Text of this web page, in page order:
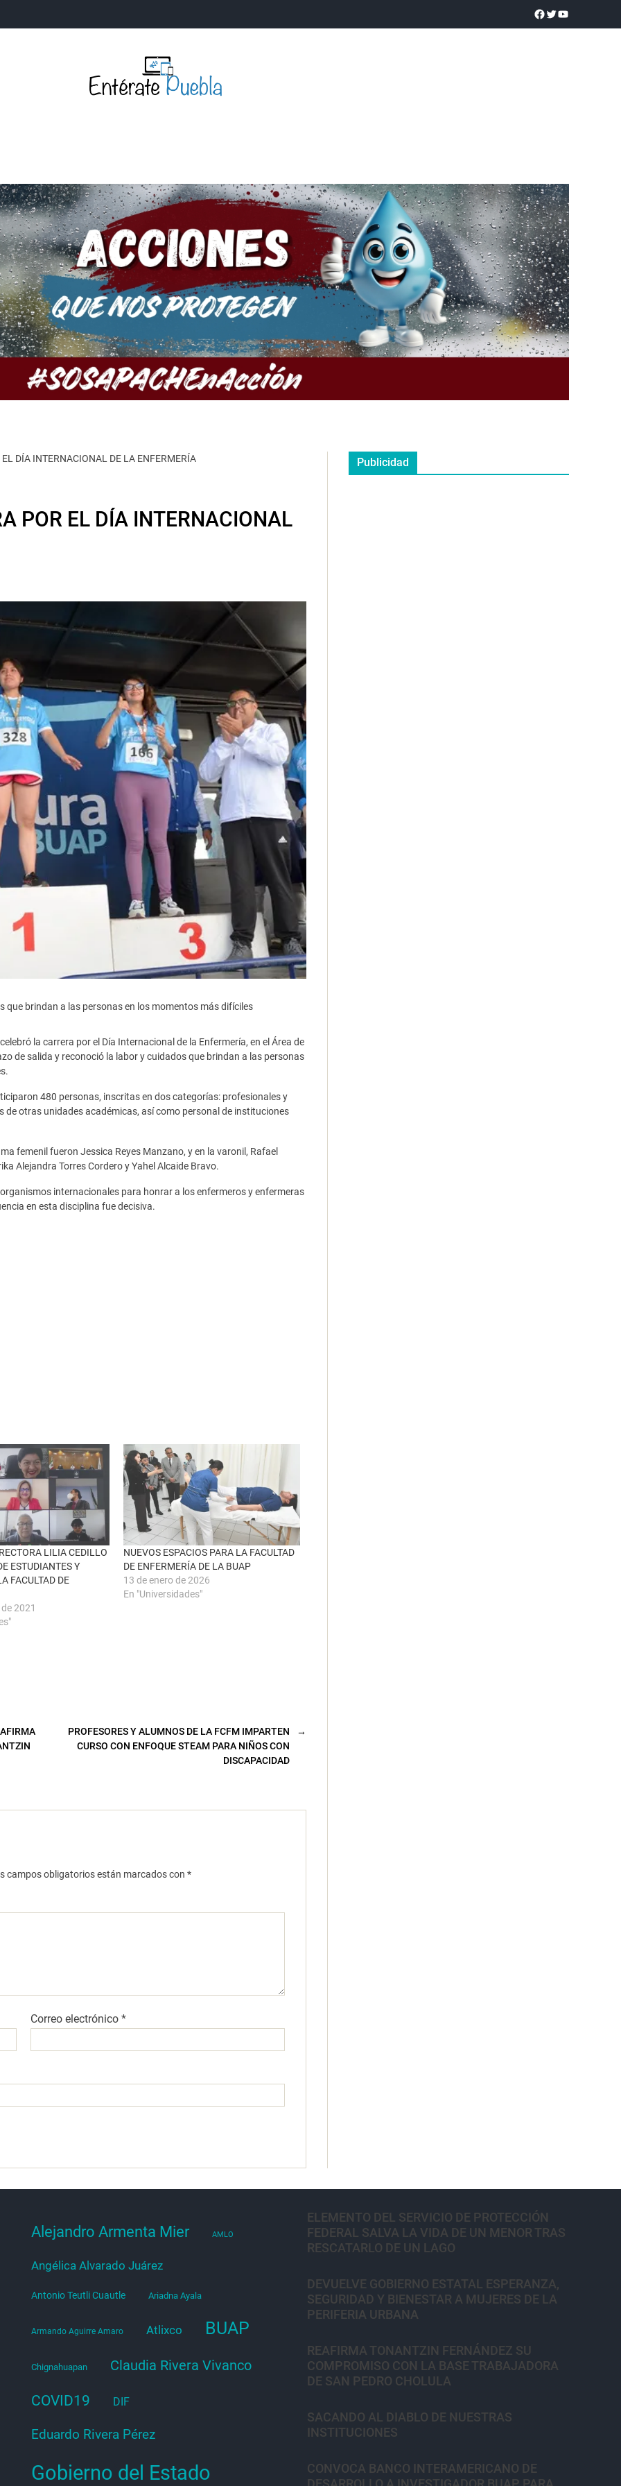
Y TECNOLOGÍA OPINIÓN SOCIEDAD ANUNCIOS
DÍA INTERNACIONAL DE LA ENFERMERÍA
POR EL DÍA INTERNACIONAL
que brindan a las personas en los momentos más difíciles
la carrera por el Día Internacional de la Enfermería, en el Área de
de salida y reconoció la labor y cuidados que brindan a las personas
480 personas, inscritas en dos categorías: profesionales y
otras unidades académicas, así como personal de instituciones
femenil fueron Jessica Reyes Manzano, y en la varonil, Rafael
Alejandra Torres Cordero y Yahel Alcaide Bravo.
internacionales para honrar a los enfermeros y enfermeras
en esta disciplina fue decisiva.
LILIA CEDILLO
ESTUDIANTES Y
FACULTAD DE
2021
NUEVOS ESPACIOS PARA LA FACULTAD
DE ENFERMERÍA DE LA BUAP
13 de enero de 2026
En "Universidades"
→
PROFESORES Y ALUMNOS DE LA FCFM IMPARTEN
CURSO CON ENFOQUE STEAM PARA NIÑOS CON
DISCAPACIDAD
campos obligatorios están marcados con *
Correo electrónico*
Publicidad
Alejandro Armenta Mier AMLO
Angélica Alvarado Juárez
Antonio Teutli Cuautle Ariadna Ayala
Armando Aguirre Amaro Atlixco BUAP
Chignahuapan Claudia Rivera Vivanco
COVID19 DIF
Eduardo Rivera Pérez
Gobierno del Estado
ELEMENTO DEL SERVICIO DE PROTECCIÓN
FEDERAL SALVA LA VIDA DE UN MENOR TRAS
RESCATARLO DE UN LAGO
DEVUELVE GOBIERNO ESTATAL ESPERANZA,
SEGURIDAD Y BIENESTAR A MUJERES DE LA
PERIFERIA URBANA
REAFIRMA TONANTZIN FERNÁNDEZ SU
COMPROMISO CON LA BASE TRABAJADORA
DE SAN PEDRO CHOLULA
SACANDO AL DIABLO DE NUESTRAS
INSTITUCIONES
CONVOCA BANCO INTERAMERICANO DE